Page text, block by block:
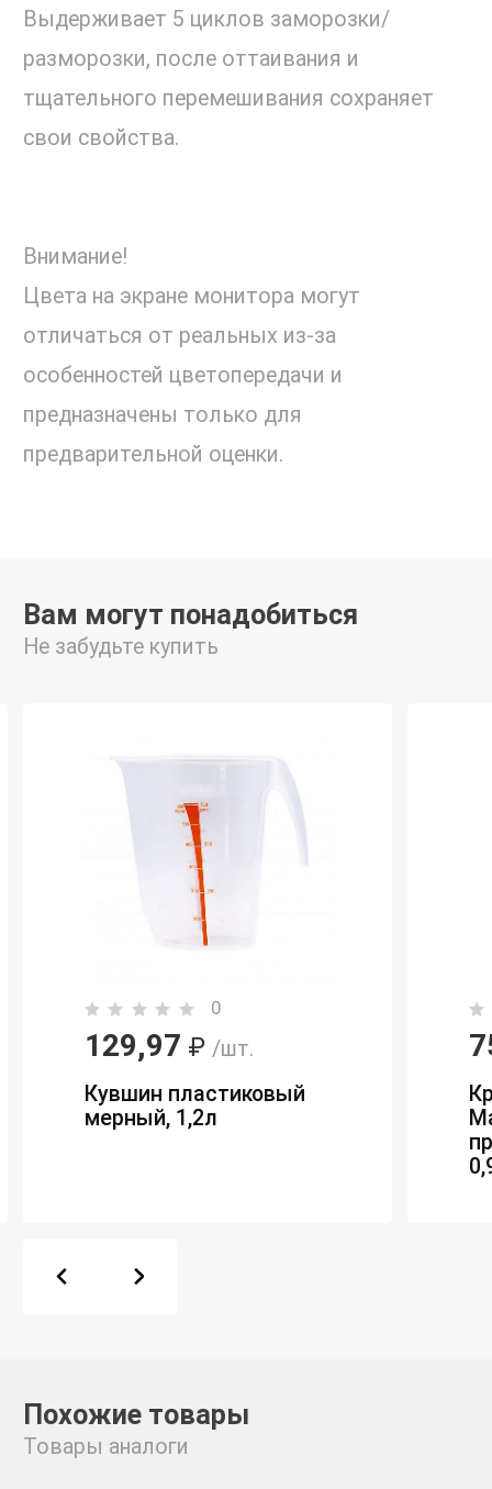
Выдерживает 5 циклов заморозки/
разморозки, после оттаивания и
тщательного перемешивания сохраняет
свои свойства.
Внимание!
Цвета на экране монитора могут
отличаться от реальных из-за
особенностей цветопередачи и
предназначены только для
предварительной оценки.
Вам могут понадобиться
Не забудьте купить
0
129,97 ₽ /шт.
Кувшин пластиковый
мерный, 1,2л
Похожие товары
Товары аналоги